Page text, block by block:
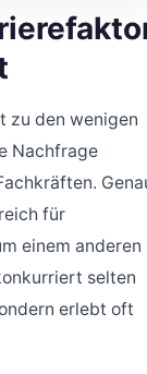
zu den wenigen
Nachfrage
für
einem anderen
selten
erlebt oft